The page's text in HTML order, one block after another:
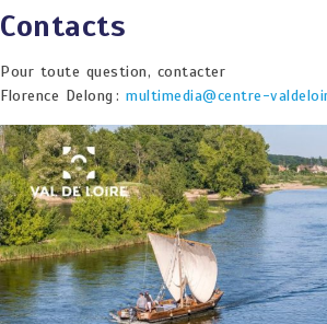
Contacts
Pour toute question, contacter
Florence Delong : multimedia@centre-